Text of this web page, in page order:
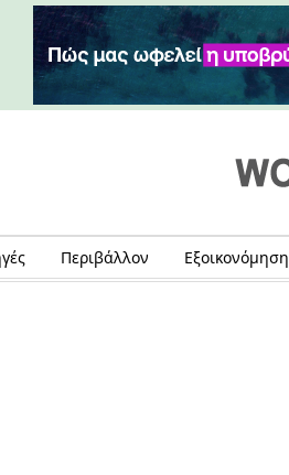
Περιβάλλον Εξοικονόμηση